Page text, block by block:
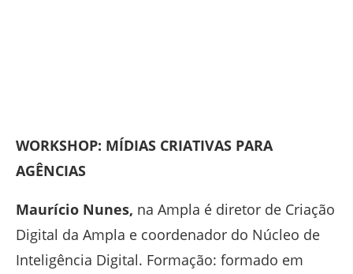
WORKSHOP: MÍDIAS CRIATIVAS PARA
AGÊNCIAS
Maurício Nunes, na Ampla é diretor de Criação
Digital da Ampla e coordenador do Núcleo de
Inteligência Digital. Formação: formado em